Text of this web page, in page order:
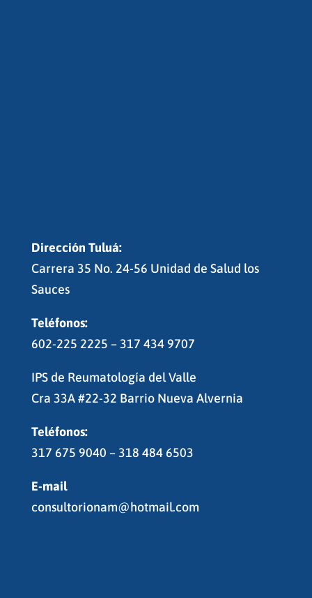
Dirección Tuluá:
Carrera 35 No. 24-56 Unidad de Salud los
Sauces
Teléfonos:
602-225 2225 – 317 434 9707
IPS de Reumatología del Valle
Cra 33A #22-32 Barrio Nueva Alvernia
Teléfonos:
317 675 9040 – 318 484 6503
E-mail
consultorionam@hotmail.com